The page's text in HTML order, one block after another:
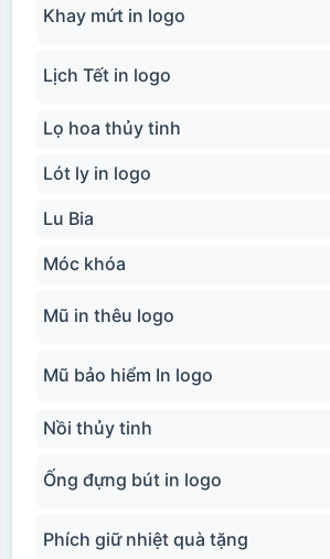
Khay mứt in logo
Lịch Tết in logo
Lọ hoa thủy tinh
Lót ly in logo
Lu Bia
Móc khóa
Mũ in thêu logo
Mũ bảo hiểm In logo
Nồi thủy tinh
Ống đựng bút in logo
Phích giữ nhiệt quà tặng